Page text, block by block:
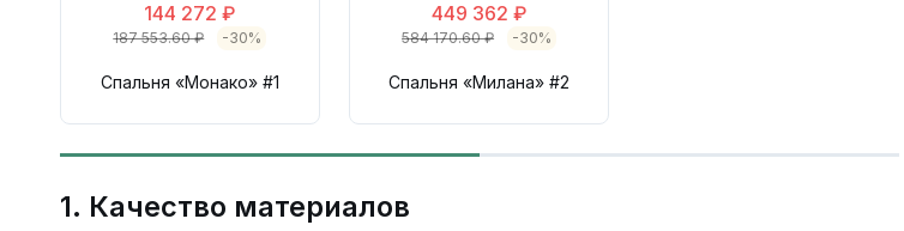
144 272 ₽
187 553.60 ₽ -30%
Спальня «Монако» #1
449 362 ₽
584 170.60 ₽ -30%
Спальня «Милана» #2
1. Качество материалов